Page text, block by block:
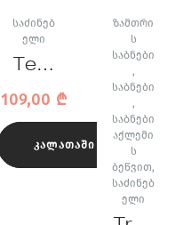
ᲡᲐᲫᲘᲜᲔᲑ
ᲔᲚᲘ
Tem
Slee
Mas
k
109,00 ₾
ᲙᲐᲚᲐᲗᲐᲨᲘ ᲓᲐᲛᲐᲢᲔᲑᲐ
ᲖᲐᲛᲗᲠᲘ
Ს
ᲡᲐᲑᲜᲔᲑᲘ
,
ᲡᲐᲑᲜᲔᲑᲘ
,
ᲡᲐᲑᲜᲔᲑᲘ
ᲐᲥᲚᲔᲛᲘ
Ს
ᲑᲔᲬᲕᲘᲗ,
ᲡᲐᲫᲘᲜᲔᲑ
ᲔᲚᲘ